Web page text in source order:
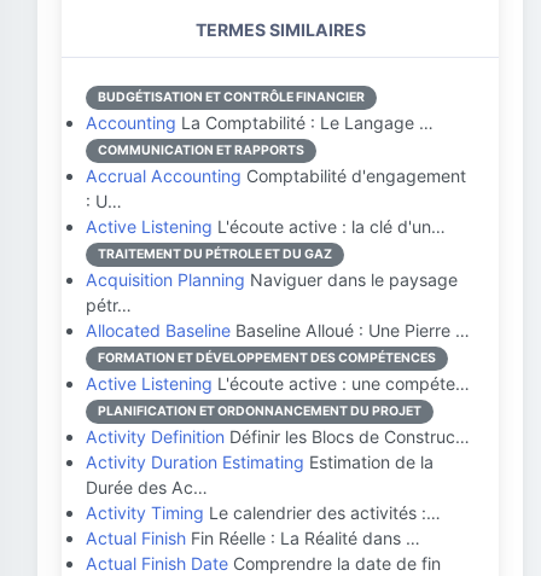
TERMES SIMILAIRES
BUDGÉTISATION ET CONTRÔLE FINANCIER
Accounting La Comptabilité : Le Langage …
COMMUNICATION ET RAPPORTS
Accrual Accounting Comptabilité d'engagement
: U…
Active Listening L'écoute active : la clé d'un…
TRAITEMENT DU PÉTROLE ET DU GAZ
Acquisition Planning Naviguer dans le paysage
pétr…
Allocated Baseline Baseline Alloué : Une Pierre …
FORMATION ET DÉVELOPPEMENT DES COMPÉTENCES
Active Listening L'écoute active : une compéte…
PLANIFICATION ET ORDONNANCEMENT DU PROJET
Activity Definition Définir les Blocs de Construc…
Activity Duration Estimating Estimation de la
Durée des Ac…
Activity Timing Le calendrier des activités :…
Actual Finish Fin Réelle : La Réalité dans …
Actual Finish Date Comprendre la date de fin